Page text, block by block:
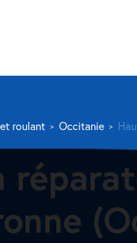
roulant Occitanie